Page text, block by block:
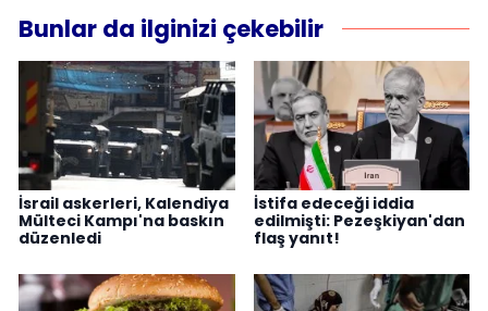
Bunlar da ilginizi çekebilir
İsrail askerleri, Kalendiya
Mülteci Kampı'na baskın
düzenledi
İstifa edeceği iddia
edilmişti: Pezeşkiyan'dan
flaş yanıt!